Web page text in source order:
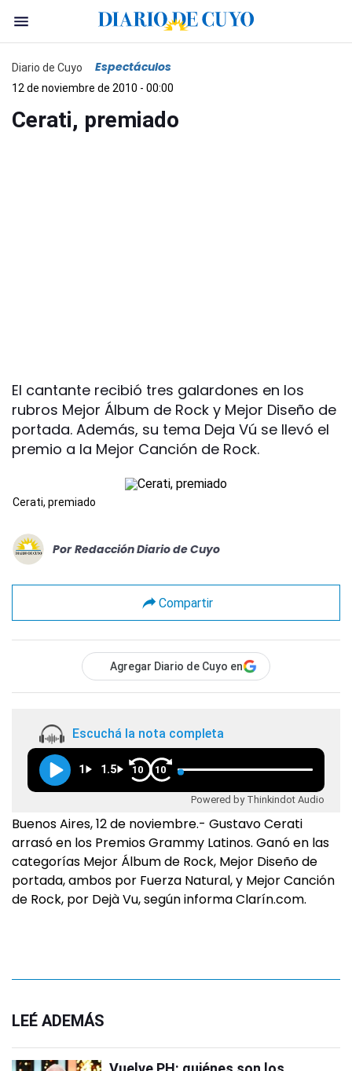
Diario de Cuyo Espectáculos
12 de noviembre de 2010 - 00:00
Cerati, premiado
El cantante recibió tres galardones en los
rubros Mejor Álbum de Rock y Mejor Diseño de
portada. Además, su tema Deja Vú se llevó el
premio a la Mejor Canción de Rock.
Cerati, premiado
Por Redacción Diario de Cuyo
Compartir
Agregar Diario de Cuyo en
Escuchá la nota completa
1 1.5 10 10
Powered by Thinkindot Audio
Buenos Aires, 12 de noviembre.- Gustavo Cerati
arrasó en los Premios Grammy Latinos. Ganó en las
categorías Mejor Álbum de Rock, Mejor Diseño de
portada, ambos por Fuerza Natural, y Mejor Canción
de Rock, por Dejà Vu, según informa Clarín.com.
LEÉ ADEMÁS